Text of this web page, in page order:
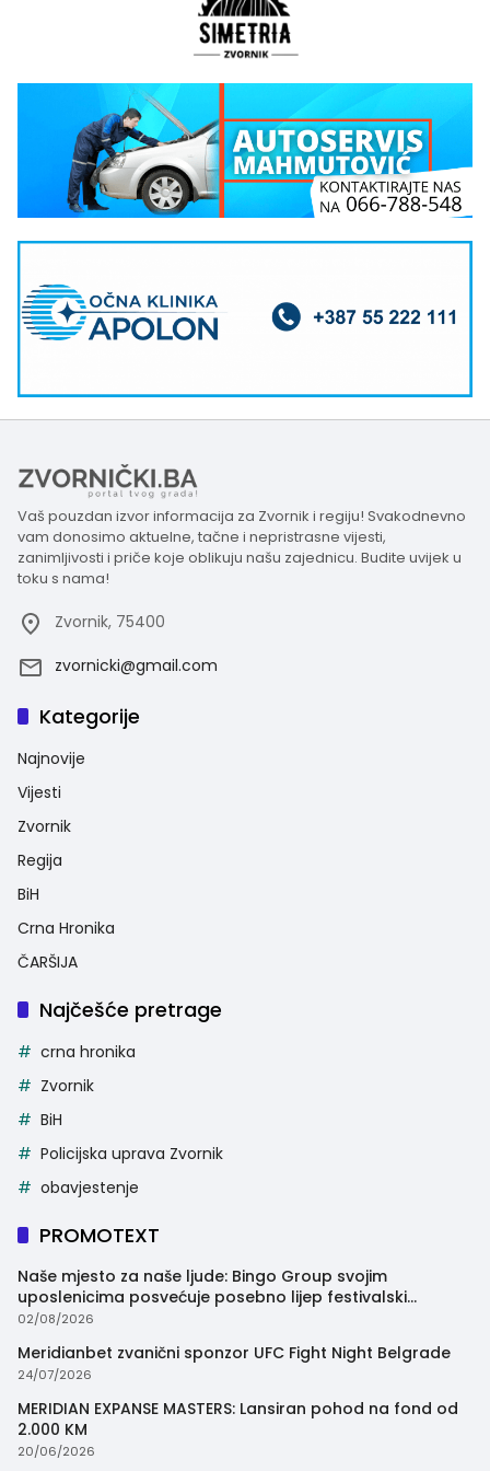
Vaš pouzdan izvor informacija za Zvornik i regiju! Svakodnevno
vam donosimo aktuelne, tačne i nepristrasne vijesti,
zanimljivosti i priče koje oblikuju našu zajednicu. Budite uvijek u
toku s nama!
Zvornik, 75400
zvornicki@gmail.com
Kategorije
Najnovije
Vijesti
Zvornik
Regija
BiH
Crna Hronika
ČARŠIJA
Najčešće pretrage
crna hronika
Zvornik
BiH
Policijska uprava Zvornik
obavjestenje
PROMOTEXT
Naše mjesto za naše ljude: Bingo Group svojim
uposlenicima posvećuje posebno lijep festivalski
trenutak
02/08/2026
Meridianbet zvanični sponzor UFC Fight Night Belgrade
24/07/2026
MERIDIAN EXPANSE MASTERS: Lansiran pohod na fond od
2.000 KM
20/06/2026